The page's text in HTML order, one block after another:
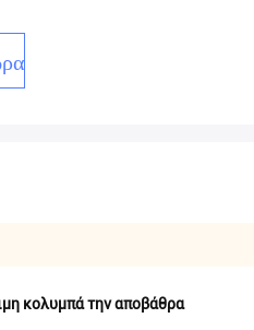
κολυμπά την αποβάθρα